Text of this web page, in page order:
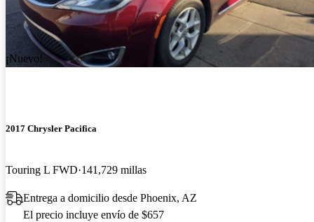
¡Nuevo!
2017 Chrysler Pacifica
Touring L FWD 141,729 millas
Entrega a domicilio desde Phoenix, AZ
El precio incluye envío de $657